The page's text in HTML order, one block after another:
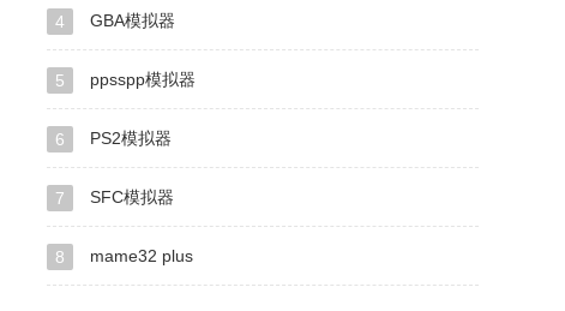
4 GBA模拟器
5 ppsspp模拟器
6 PS2模拟器
7 SFC模拟器
8 mame32 plus